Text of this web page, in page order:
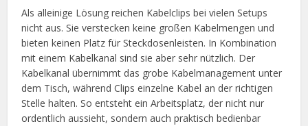
Als alleinige Lösung reichen Kabelclips bei vielen Setups
nicht aus. Sie verstecken keine großen Kabelmengen und
bieten keinen Platz für Steckdosenleisten. In Kombination
mit einem Kabelkanal sind sie aber sehr nützlich. Der
Kabelkanal übernimmt das grobe Kabelmanagement unter
dem Tisch, während Clips einzelne Kabel an der richtigen
Stelle halten. So entsteht ein Arbeitsplatz, der nicht nur
ordentlich aussieht, sondern auch praktisch bedienbar